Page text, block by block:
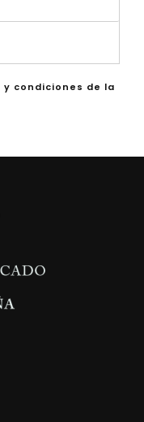
condiciones de la